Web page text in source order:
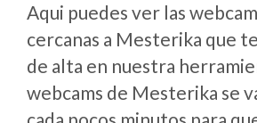
Aqui puedes ver las
cercanas a Mesterika que
de alta en nuestra
webcams de Mesterika se